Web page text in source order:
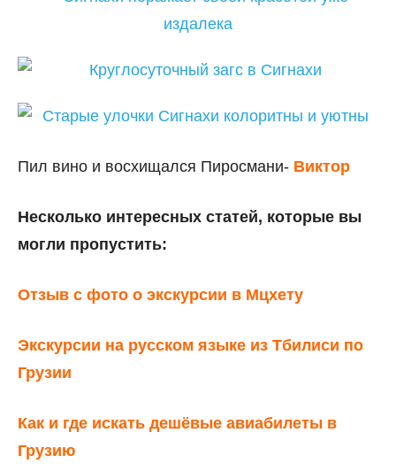
Пил вино и восхищался Пиросмани- Виктор
Несколько интересных статей, которые вы
могли пропустить:
Отзыв с фото о экскурсии в Мцхету
Экскурсии на русском языке из Тбилиси по
Грузии
Как и где искать дешёвые авиабилеты в
Грузию